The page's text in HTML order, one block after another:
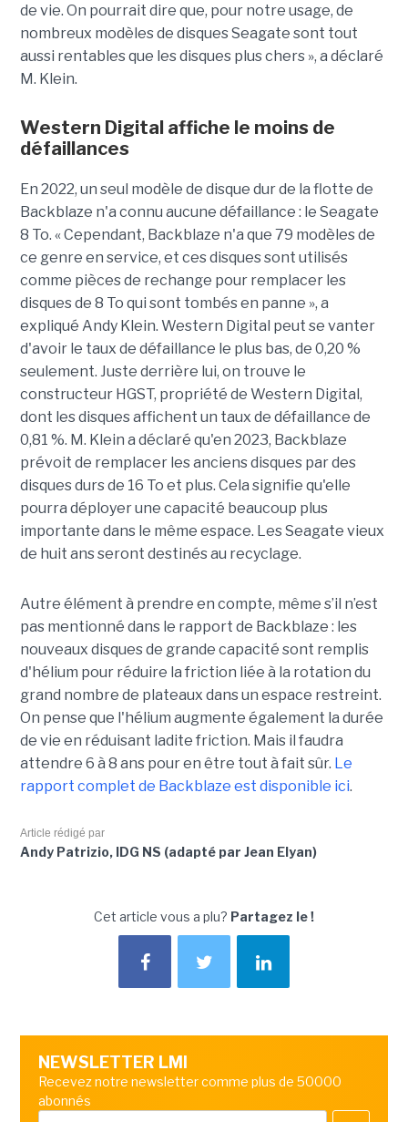
de vie. On pourrait dire que, pour notre usage, de
nombreux modèles de disques Seagate sont tout
aussi rentables que les disques plus chers », a déclaré
M. Klein.
Western Digital affiche le moins de
défaillances
En 2022, un seul modèle de disque dur de la flotte de
Backblaze n'a connu aucune défaillance : le Seagate
8 To. « Cependant, Backblaze n'a que 79 modèles de
ce genre en service, et ces disques sont utilisés
comme pièces de rechange pour remplacer les
disques de 8 To qui sont tombés en panne », a
expliqué Andy Klein. Western Digital peut se vanter
d'avoir le taux de défaillance le plus bas, de 0,20 %
seulement. Juste derrière lui, on trouve le
constructeur HGST, propriété de Western Digital,
dont les disques affichent un taux de défaillance de
0,81 %. M. Klein a déclaré qu'en 2023, Backblaze
prévoit de remplacer les anciens disques par des
disques durs de 16 To et plus. Cela signifie qu'elle
pourra déployer une capacité beaucoup plus
importante dans le même espace. Les Seagate vieux
de huit ans seront destinés au recyclage.
Autre élément à prendre en compte, même s’il n’est
pas mentionné dans le rapport de Backblaze : les
nouveaux disques de grande capacité sont remplis
d'hélium pour réduire la friction liée à la rotation du
grand nombre de plateaux dans un espace restreint.
On pense que l'hélium augmente également la durée
de vie en réduisant ladite friction. Mais il faudra
attendre 6 à 8 ans pour en être tout à fait sûr. Le
rapport complet de Backblaze est disponible ici.
Article rédigé par
Andy Patrizio, IDG NS (adapté par Jean Elyan)
Cet article vous a plu? Partagez le !
NEWSLETTER LMI
Recevez notre newsletter comme plus de 50000
abonnés